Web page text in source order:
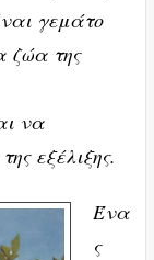
γεμάτο
ζώα της
να
εξέλιξης.
Ένα
ς